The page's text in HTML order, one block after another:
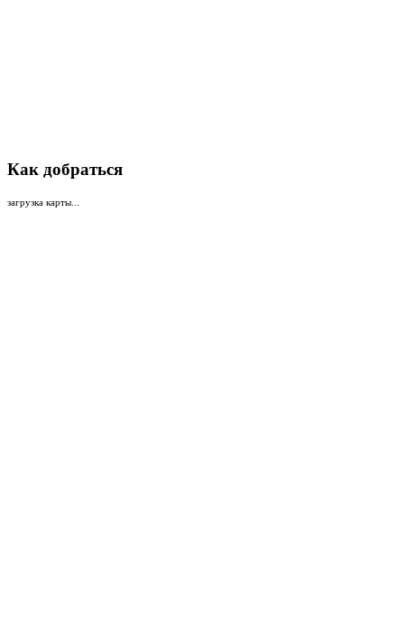
Как добраться
загрузка карты...